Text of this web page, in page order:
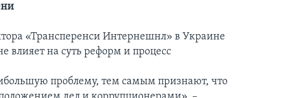
«Трансперенси Интернешнл» в Украине
влияет на суть реформ и процесс
проблему, тем самым признают, что